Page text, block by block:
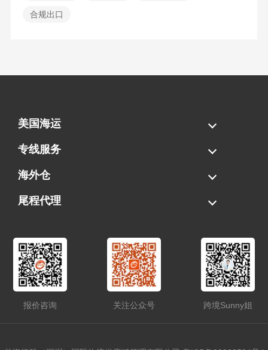
合规出口
美国海运
海运拼柜
海运整柜
美国海卡
加拿大海运
专线服务
FBA专线直送
超大件专线
AWD专线
电池专线
海外仓
一件代发
FBA中转
贴标换标
拆柜/存储
尾程代理
报价咨询 关注公众号 跨境Sunny姐